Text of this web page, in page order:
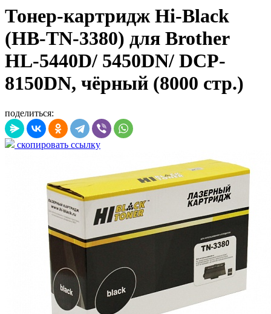
Тонер-картридж Hi-Black
(HB-TN-3380) для Brother
HL-5440D/ 5450DN/ DCP-
8150DN, чёрный (8000 стр.)
поделиться:
скопировать ссылку